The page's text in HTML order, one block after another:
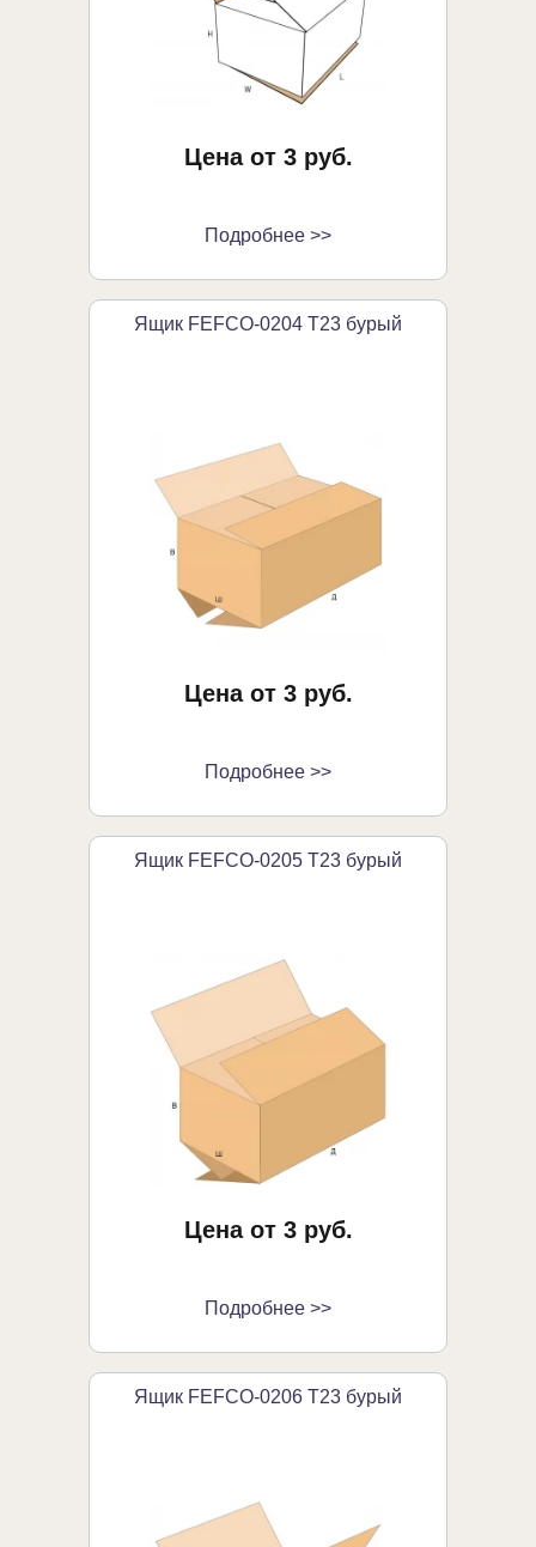
Цена от 3 руб.
Подробнее >>
Ящик FEFCO-0204 Т23 бурый
Цена от 3 руб.
Подробнее >>
Ящик FEFCO-0205 Т23 бурый
Цена от 3 руб.
Подробнее >>
Ящик FEFCO-0206 Т23 бурый